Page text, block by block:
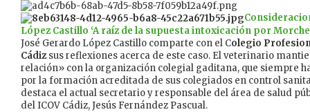
López Castillo ‘A raíz de la supuesta intoxicación por
José Gerardo López Castillo comparte con el Colegio
Cádiz sus reflexiones acerca de este caso. El veterinario
relación» con la organización colegial gaditana, que siempre
por la formación acreditada de sus colegiados en control
destaca el actual secretario y responsable del área de salud
del ICOV Cádiz, Jesús Fernández Pascual.